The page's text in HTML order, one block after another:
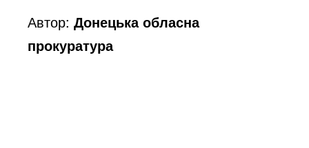
Автор:Донецька обласна
прокуратура